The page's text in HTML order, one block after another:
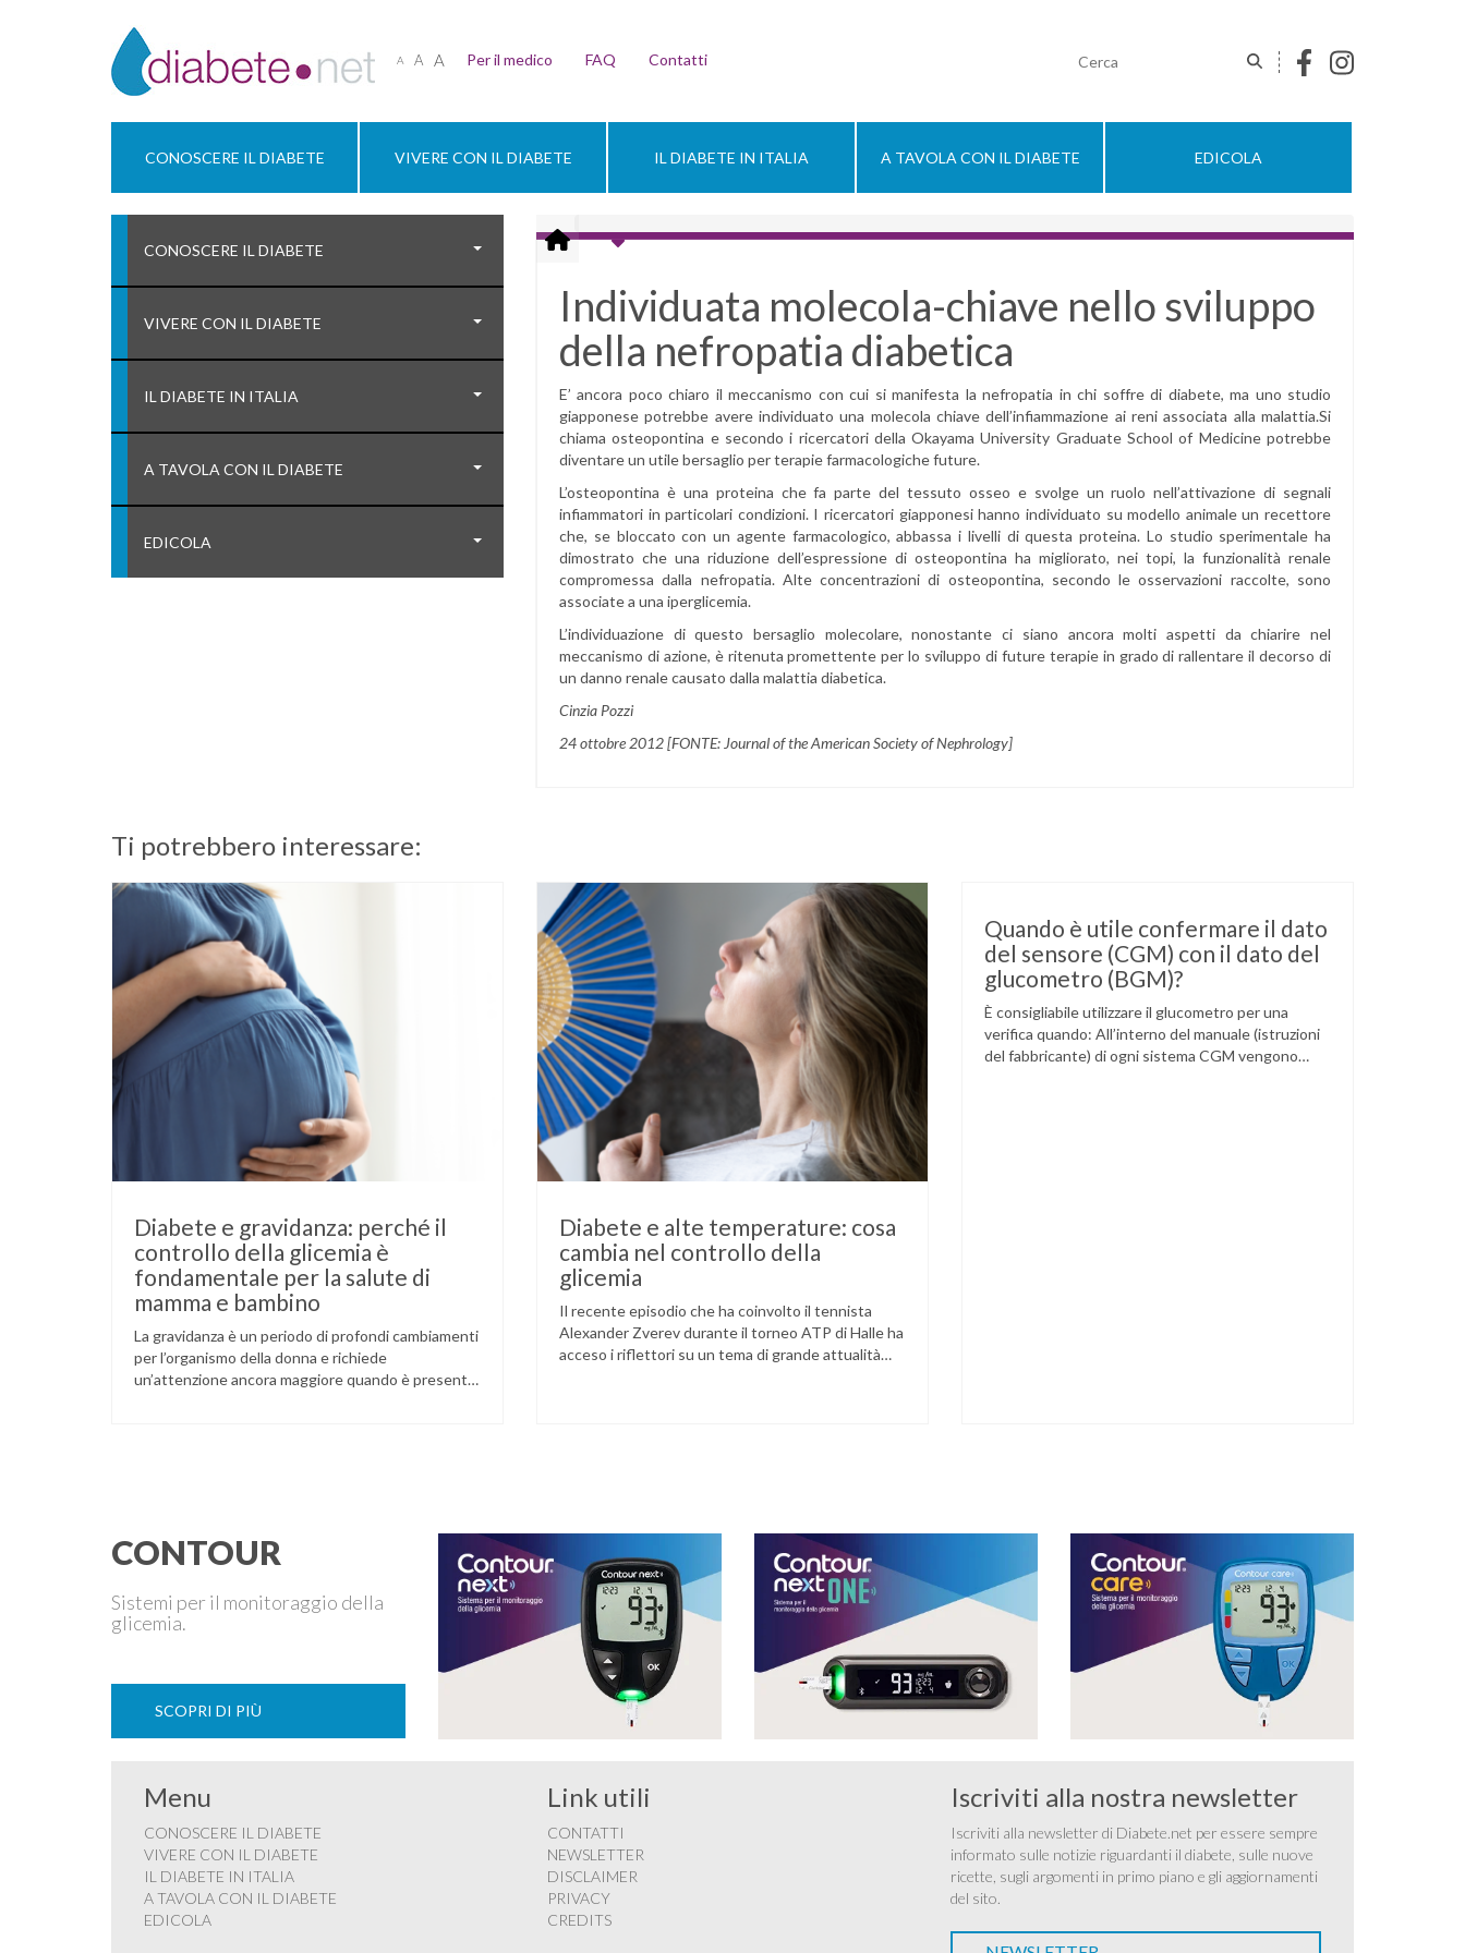
A A A Per il medico FAQ Contatti
CONOSCERE IL DIABETE VIVERE CON IL DIABETE IL DIABETE IN ITALIA A TAVOLA CON IL DIABETE EDICOLA
CONOSCERE IL DIABETE
VIVERE CON IL DIABETE
IL DIABETE IN ITALIA
A TAVOLA CON IL DIABETE
EDICOLA
Individuata molecola-chiave nello sviluppo
della nefropatia diabetica
E’ ancora poco chiaro il meccanismo con cui si manifesta la nefropatia in chi soffre di diabete, ma uno studio
giapponese potrebbe avere individuato una molecola chiave dell’infiammazione ai reni associata alla malattia.Si
chiama osteopontina e secondo i ricercatori della Okayama University Graduate School of Medicine potrebbe
diventare un utile bersaglio per terapie farmacologiche future.
L’osteopontina è una proteina che fa parte del tessuto osseo e svolge un ruolo nell’attivazione di segnali
infiammatori in particolari condizioni. I ricercatori giapponesi hanno individuato su modello animale un recettore
che, se bloccato con un agente farmacologico, abbassa i livelli di questa proteina. Lo studio sperimentale ha
dimostrato che una riduzione dell’espressione di osteopontina ha migliorato, nei topi, la funzionalità renale
compromessa dalla nefropatia. Alte concentrazioni di osteopontina, secondo le osservazioni raccolte, sono
associate a una iperglicemia.
L’individuazione di questo bersaglio molecolare, nonostante ci siano ancora molti aspetti da chiarire nel
meccanismo di azione, è ritenuta promettente per lo sviluppo di future terapie in grado di rallentare il decorso di
un danno renale causato dalla malattia diabetica.
Cinzia Pozzi
24 ottobre 2012 [FONTE: Journal of the American Society of Nephrology]
Ti potrebbero interessare:
Diabete e gravidanza: perché il
controllo della glicemia è
fondamentale per la salute di
mamma e bambino
La gravidanza è un periodo di profondi cambiamenti
per l’organismo della donna e richiede
un’attenzione ancora maggiore quando è presente
Diabete e alte temperature: cosa
cambia nel controllo della
glicemia
Il recente episodio che ha coinvolto il tennista
Alexander Zverev durante il torneo ATP di Halle ha
acceso i riflettori su un tema di grande attualità
Quando è utile confermare il dato
del sensore (CGM) con il dato del
glucometro (BGM)?
È consigliabile utilizzare il glucometro per una
verifica quando: All’interno del manuale (istruzioni
del fabbricante) di ogni sistema CGM vengono
CONTOUR
Sistemi per il monitoraggio della
glicemia.
SCOPRI DI PIÙ
Menu
CONOSCERE IL DIABETE
VIVERE CON IL DIABETE
IL DIABETE IN ITALIA
A TAVOLA CON IL DIABETE
EDICOLA
Link utili
CONTATTI
NEWSLETTER
DISCLAIMER
PRIVACY
CREDITS
Iscriviti alla nostra newsletter
Iscriviti alla newsletter di Diabete.net per essere sempre
informato sulle notizie riguardanti il diabete, sulle nuove
ricette, sugli argomenti in primo piano e gli aggiornamenti
del sito.